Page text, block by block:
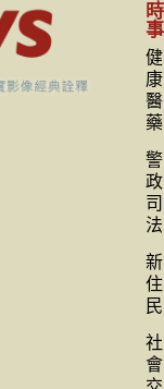
時
事
健
康
醫
藥
警
政
司
法
新
住
民
社
會